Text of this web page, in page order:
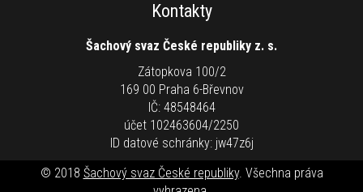
Kontakty
Šachový svaz České republiky z. s.
Zátopkova 100/2
169 00 Praha 6-Břevnov
IČ: 48548464
účet 102463604/2250
ID datové schránky: jw47z6j
© 2018 Šachový svaz České republiky. Všechna práva